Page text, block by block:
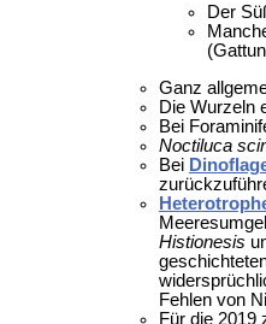
Der
Ganz
Die Wurzeln
Bei
Noctiluca
Bei
Histionesis
Fehlen von
Für die 2019